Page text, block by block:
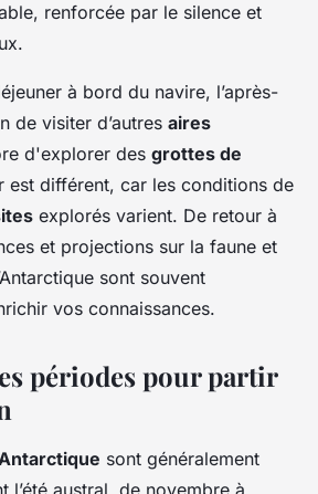
renforcée par le silence et
à bord du navire, l’après-
de visiter d’autres aires
d'explorer des grottes de
est différent, car les conditions de
explorés varient. De retour à
et projections sur la faune et
sont souvent
vos connaissances.
périodes pour partir
sont généralement